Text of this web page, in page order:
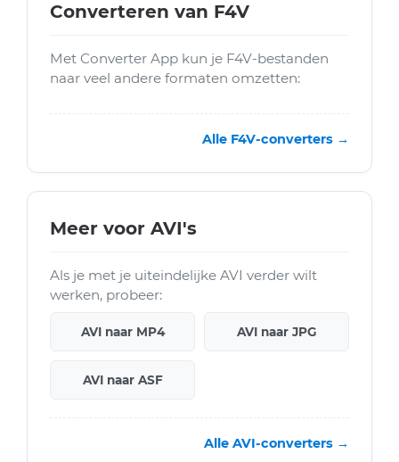
Converteren van F4V
Met Converter App kun je F4V-bestanden
naar veel andere formaten omzetten:
Alle F4V-converters →
Meer voor AVI's
Als je met je uiteindelijke AVI verder wilt
werken, probeer:
AVI naar MP4 AVI naar JPG
AVI naar ASF
Alle AVI-converters →